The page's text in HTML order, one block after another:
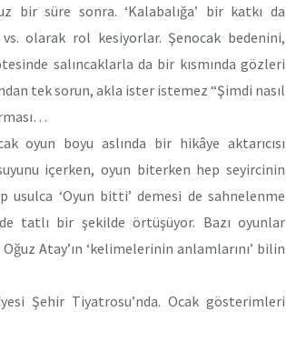
bir süre sonra. ‘Kalabalığa’ bir katkı da
olarak rol kesiyorlar. Şenocak bedenini,
salıncaklarla da bir kısmında gözleri
tek sorun, akla ister istemez “Şimdi nasıl
oyun boyu aslında bir hikâye aktarıcısı
içerken, oyun biterken hep seyircinin
usulca ‘Oyun bitti’ demesi de sahnelenme
tatlı bir şekilde örtüşüyor. Bazı oyunlar
Atay’ın ‘kelimelerinin anlamlarını’ bilin
Şehir Tiyatrosu’nda. Ocak gösterimleri